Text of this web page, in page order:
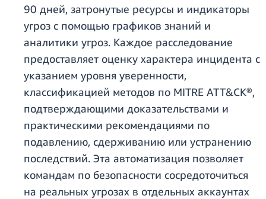
90 дней, затронутые ресурсы и индикаторы
угроз с помощью графиков знаний и
аналитики угроз. Каждое расследование
предоставляет оценку характера инцидента с
указанием уровня уверенности,
классификацией методов по MITRE ATT&CK®,
подтверждающими доказательствами и
практическими рекомендациями по
подавлению, сдерживанию или устранению
последствий. Эта автоматизация позволяет
командам по безопасности сосредоточиться
на реальных угрозах в отдельных аккаунтах